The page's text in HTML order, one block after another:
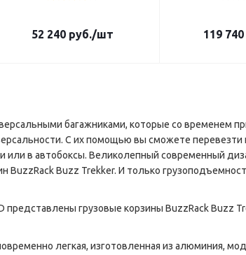
52 240 руб./шт 119 740
багажниками, которые со временем
С их помощью вы сможете
или в автобоксы. Великолепный современный
BuzzRack Buzz Trekker. И только
представлены грузовые корзины BuzzRack Buzz
легкая, изготовленная из алюминия,